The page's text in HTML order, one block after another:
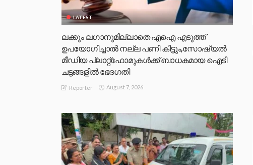
LATEST
ലക്കും ലഗാനുമില്ലാതെ എഐ എടുത്ത്
ഉപയോഗിച്ചാല്‍ നല്ല പണി കിട്ടും,സോഷ്യല്‍
മീഡിയ പ്ലാറ്റ്‌ഫോമുകള്‍ക്ക് ബാധകമായ ഐടി
ചട്ടങ്ങളില്‍ ഭേദഗതി
Reporter August 7, 2026